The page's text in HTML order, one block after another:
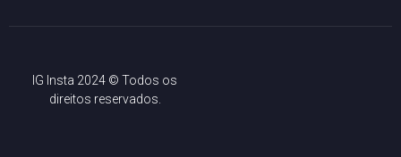
IG Insta 2024 © Todos os
direitos reservados.